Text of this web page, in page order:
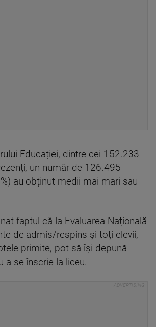
Educației, dintre cei 152.233
un număr de 126.495
au obținut medii mai mari sau
faptul că la Evaluarea Națională
de admis/respins și toți elevii,
primite, pot să își depună
a se înscrie la liceu.